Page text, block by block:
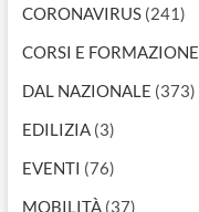
CORONAVIRUS(241)
CORSI E FORMAZIONE
DAL NAZIONALE (373)
EDILIZIA(3)
EVENTI (76)
MOBILITÀ(37)